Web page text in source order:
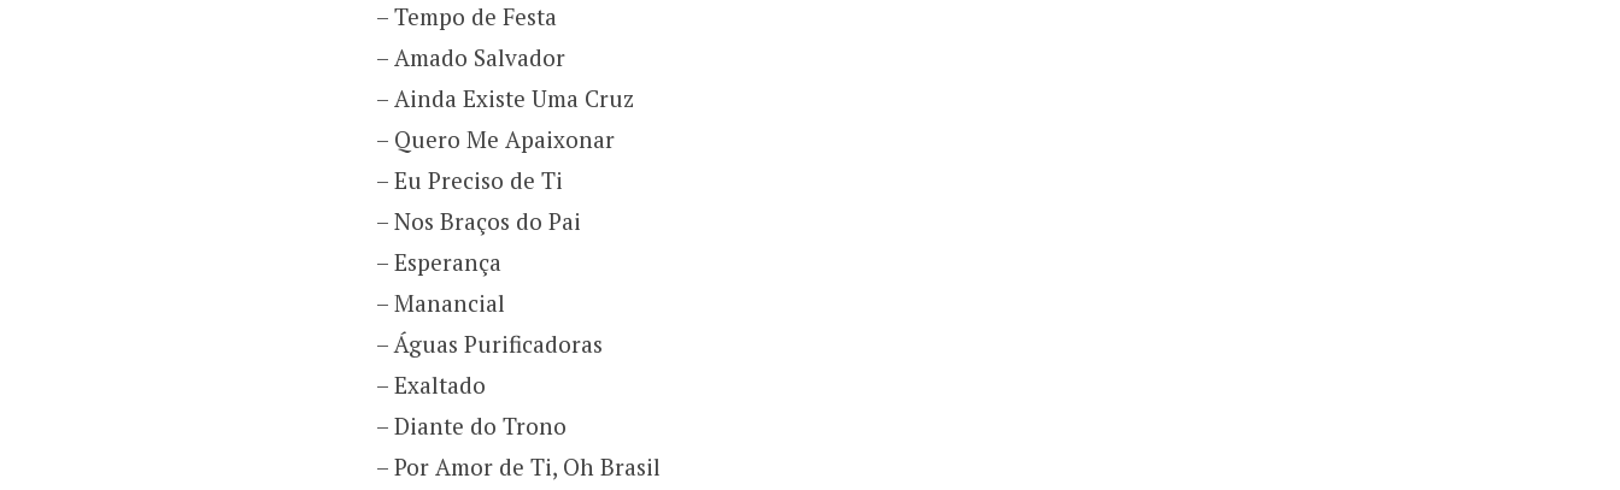
– Tempo de Festa
– Amado Salvador
– Ainda Existe Uma Cruz
– Quero Me Apaixonar
– Eu Preciso de Ti
– Nos Braços do Pai
– Esperança
– Manancial
– Águas Purificadoras
– Exaltado
– Diante do Trono
– Por Amor de Ti, Oh Brasil